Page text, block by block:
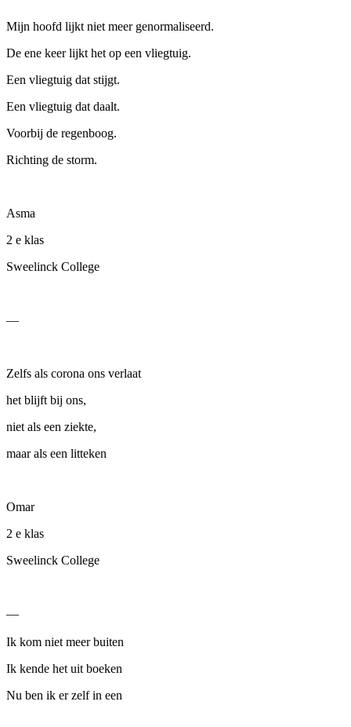
Mijn hoofd lijkt niet meer genormaliseerd.
De ene keer lijkt het op een vliegtuig.
Een vliegtuig dat stijgt.
Een vliegtuig dat daalt.
Voorbij de regenboog.
Richting de storm.
Asma
2 e klas
Sweelinck College
—
Zelfs als corona ons verlaat
het blijft bij ons,
niet als een ziekte,
maar als een litteken
Omar
2 e klas
Sweelinck College
—
Ik kom niet meer buiten
Ik kende het uit boeken
Nu ben ik er zelf in een